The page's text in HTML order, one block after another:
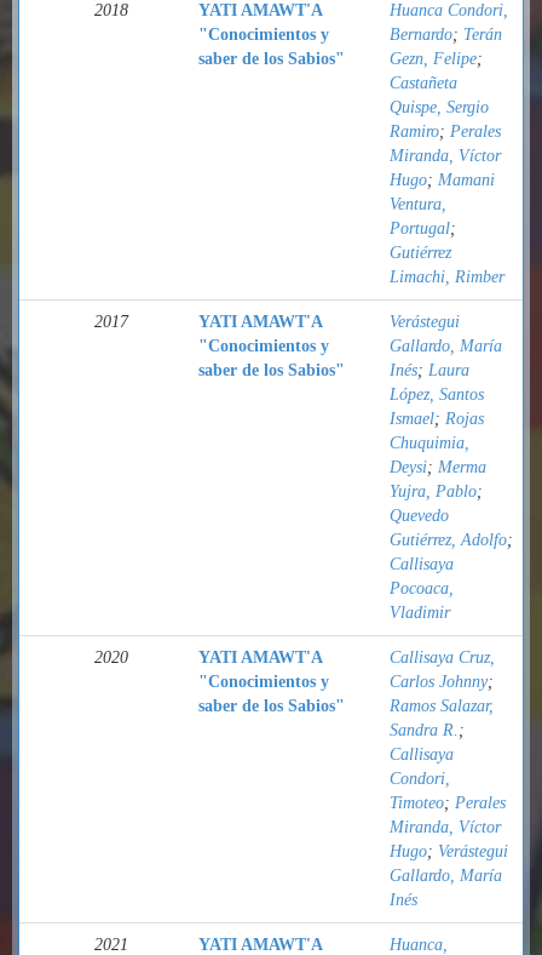
2018
YATI AMAWT'A
"Conocimientos y
saber de los Sabios"
Huanca Condori,
Bernardo; Terán
Gezn, Felipe;
Castañeta
Quispe, Sergio
Ramiro; Perales
Miranda, Víctor
Hugo; Mamani
Ventura,
Portugal;
Gutiérrez
Limachi, Rimber
2017
YATI AMAWT'A
"Conocimientos y
saber de los Sabios"
Verástegui
Gallardo, María
Inés; Laura
López, Santos
Ismael; Rojas
Chuquimia,
Deysi; Merma
Yujra, Pablo;
Quevedo
Gutiérrez, Adolfo;
Callisaya
Pocoaca,
Vladimir
2020
YATI AMAWT'A
"Conocimientos y
saber de los Sabios"
Callisaya Cruz,
Carlos Johnny;
Ramos Salazar,
Sandra R. ;
Callisaya
Condori,
Timoteo; Perales
Miranda, Víctor
Hugo; Verástegui
Gallardo, María
Inés
2021
YATI AMAWT'A
Huanca,